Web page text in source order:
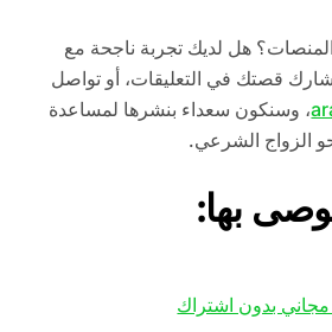
هل لديك تجربة ناجحة مع
شارك قصتك في التعليقات، أو تواصل
، وسنكون سعداء بنشرها لمساعدة
الزواج الشرعي.
بها:
بدون اشتراك